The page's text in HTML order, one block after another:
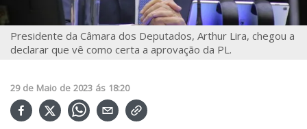
Presidente da Câmara dos Deputados, Arthur Lira, chegou a
declarar que vê como certa a aprovação da PL.
29 de Maio de 2023 ás 18:20